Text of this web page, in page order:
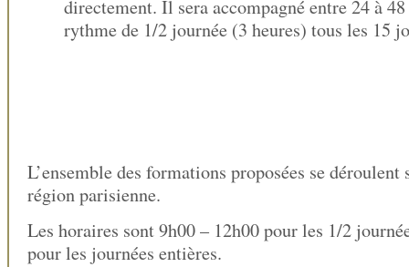
directement. Il sera accompagné entre 24 à 48
rythme de 1/2 journée (3 heures) tous les 15
L’ensemble des formations proposées se déroulent
région parisienne.
Les horaires sont 9h00 – 12h00 pour les 1/2
pour les journées entières.